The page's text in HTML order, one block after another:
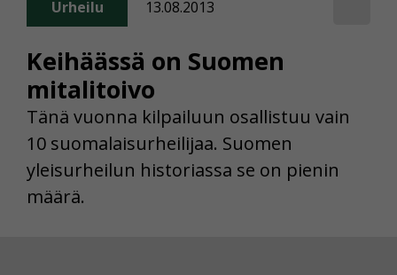
Keihäässä on Suomen
mitalitoivo
Urheilu 13.08.2013
Tänä vuonna kilpailuun osallistuu vain
10 suomalaisurheilijaa. Suomen
yleisurheilun historiassa se on pienin
määrä.